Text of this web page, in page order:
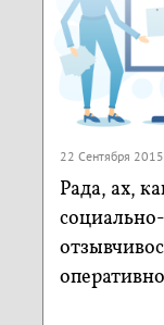
22 Сентября
Рада, ах,